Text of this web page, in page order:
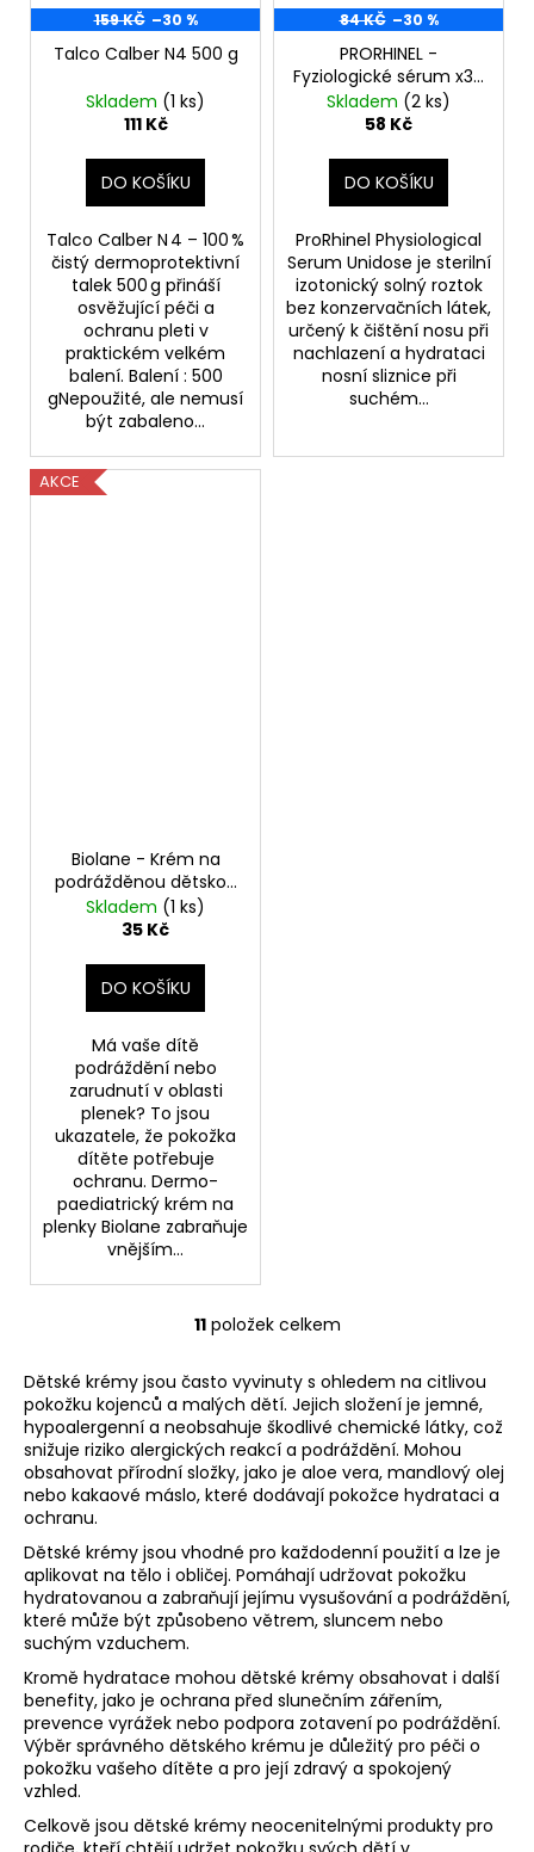
159 KČ –30 %
Talco Calber N4 500 g
Skladem (1 ks)
111 Kč
DO KOŠÍKU
Talco Calber N 4 – 100 %
čistý dermoprotektivní
talek 500 g přináší
osvěžující péči a
ochranu pleti v
praktickém velkém
balení. Balení : 500
gNepoužité, ale nemusí
být zabaleno...
84 KČ –30 %
PRORHINEL -
Fyziologické sérum x30
Sterilní unidózy 5ml -
Nosní výplach
Skladem (2 ks)
58 Kč
DO KOŠÍKU
ProRhinel Physiological
Serum Unidose je sterilní
izotonický solný roztok
bez konzervačních látek,
určený k čištění nosu při
nachlazení a hydrataci
nosní sliznice při
suchém...
AKCE
Biolane - Krém na
podrážděnou dětskou
pokožku, 100ml
Skladem (1 ks)
35 Kč
DO KOŠÍKU
Má vaše dítě
podráždění nebo
zarudnutí v oblasti
plenek? To jsou
ukazatele, že pokožka
dítěte potřebuje
ochranu. Dermo-
paediatrický krém na
plenky Biolane zabraňuje
vnějším...
O
l
á
d
a
c
p
r
v
k
v
ý
p
i
s
11položek celkem
Dětské krémy jsou často vyvinuty s ohledem na citlivou
pokožku kojenců a malých dětí. Jejich složení je jemné,
hypoalergenní a neobsahuje škodlivé chemické látky, což
snižuje riziko alergických reakcí a podráždění. Mohou
obsahovat přírodní složky, jako je aloe vera, mandlový olej
nebo kakaové máslo, které dodávají pokožce hydrataci a
ochranu.
Dětské krémy jsou vhodné pro každodenní použití a lze je
aplikovat na tělo i obličej. Pomáhají udržovat pokožku
hydratovanou a zabraňují jejímu vysušování a podráždění,
které může být způsobeno větrem, sluncem nebo
suchým vzduchem.
Kromě hydratace mohou dětské krémy obsahovat i další
benefity, jako je ochrana před slunečním zářením,
prevence vyrážek nebo podpora zotavení po podráždění.
Výběr správného dětského krému je důležitý pro péči o
pokožku vašeho dítěte a pro její zdravý a spokojený
vzhled.
Celkově jsou dětské krémy neocenitelnými produkty pro